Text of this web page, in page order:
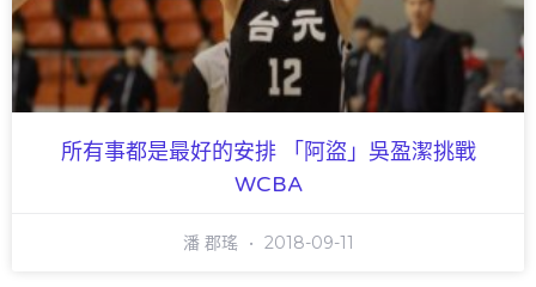
所有事都是最好的安排 「阿盜」吳盈潔挑戰
WCBA
潘 郡瑤 2018-09-11